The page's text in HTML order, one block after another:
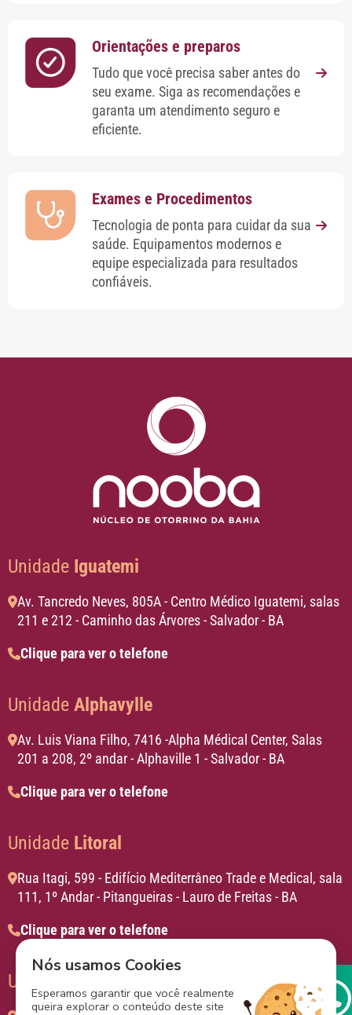
Orientações e preparos
Tudo que você precisa saber antes do
seu exame. Siga as recomendações e
garanta um atendimento seguro e
eficiente.
Exames e Procedimentos
Tecnologia de ponta para cuidar da sua
saúde. Equipamentos modernos e
equipe especializada para resultados
confiáveis.
Unidade Iguatemi
Av. Tancredo Neves, 805A - Centro Médico Iguatemi, salas
211 e 212 - Caminho das Árvores - Salvador - BA
Clique para ver o telefone
Unidade Alphavylle
Av. Luis Viana Filho, 7416 -Alpha Médical Center, Salas
201 a 208, 2º andar - Alphaville 1 - Salvador - BA
Clique para ver o telefone
Unidade Litoral
Rua Itagi, 599 - Edifício Mediterrâneo Trade e Medical, sala
111, 1º Andar - Pitangueiras - Lauro de Freitas - BA
Clique para ver o telefone
Unidade
Nós usamos Cookies
Esperamos garantir que você realmente
queira explorar o conteúdo deste site